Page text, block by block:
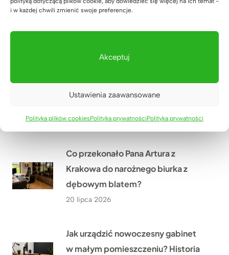
i w każdej chwili zmienić swoje preferencje.
Akceptuj
Ustawienia zaawansowane
Polityka plików cookiesPolityka prywatnościPolityka prywatności
SixPack Fitness w Przeworsku w
21 lipca 2026
Co przekonało Pana Artura z
Krakowa do narożnego biurka z
dębowym blatem?
20 lipca 2026
Jak urządzić nowoczesny gabinet
w małym pomieszczeniu? Historia